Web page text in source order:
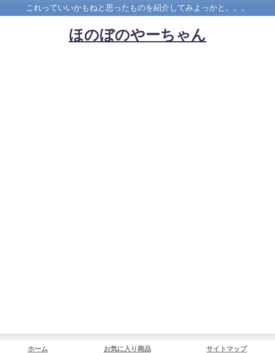
これっていいかもねと思ったものを紹介してみよっかと。。。
ほのぼのやーちゃん
ホーム お気に入り商品 サイトマップ